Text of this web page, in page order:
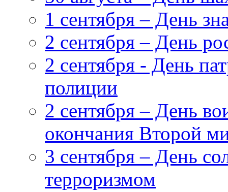
1 сентября – День
2 сентября – День
2 сентября - День
полиции
2 сентября – День
окончания Второй
3 сентября – День
терроризмом